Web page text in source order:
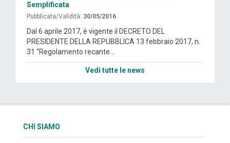
Semplificata
Pubblicata/Validità: 30/05/2016
Dal 6 aprile 2017, è vigente il DECRETO DEL
PRESIDENTE DELLA REPUBBLICA 13 febbraio 2017, n.
31 “Regolamento recante...
Vedi tutte le news
CHI SIAMO